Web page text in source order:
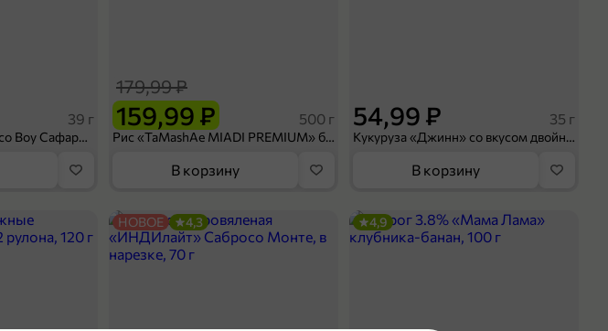
39 г
Печенье «Orion» Choco Boy Сафари кокос, 39 г
159,99 ₽
179,99 ₽
500 г
Рис «TaMashAe MIADI PREMIUM» басмати пропаренный, 500 г
В корзину
54,99 ₽ 35 г
Кукуруза «Джинн» со вкусом двойного сыра и чили, 35 г
В корзину
НОВОЕ 4,3 4,9